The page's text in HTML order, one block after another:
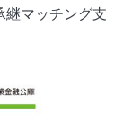
継マッチング支